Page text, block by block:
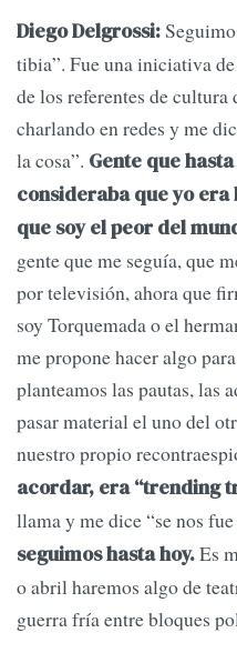
Diego Delgrossi:
tibia”. Fue una iniciativa
de los referentes de
charlando en redes y me
la cosa”. Gente que
consideraba que yo
que soy el peor del
gente que me seguía, que
por televisión, ahora que
soy Torquemada o el
me propone hacer algo
planteamos las pautas, las
pasar material el uno del
nuestro propio
acordar, era “trending
llama y me dice “se nos
seguimos hasta hoy.Es
o abril haremos algo de
guerra fría entre bloques